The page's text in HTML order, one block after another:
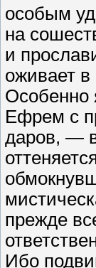
особым
на
и
оживает
Особенно
Ефрем с
даров, —
прежде
Ибо